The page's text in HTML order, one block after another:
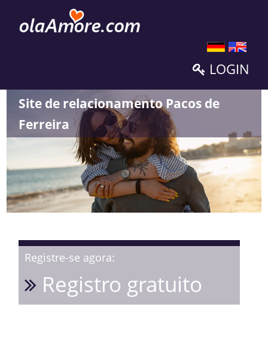
LOGIN
Site de relacionamento Pacos de
Ferreira
Registre-se agora:
Registro gratuito